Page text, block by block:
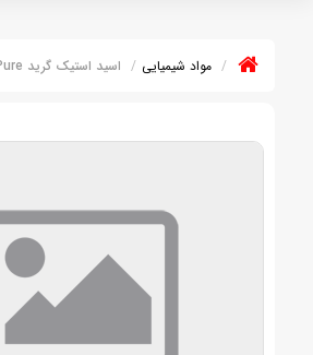
مواد شیمیایی اسید استیک گرید Extra Pure (کدN)